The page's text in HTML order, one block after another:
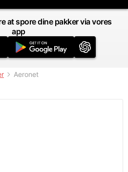
at spore dine pakker via vores
app
Aeronet